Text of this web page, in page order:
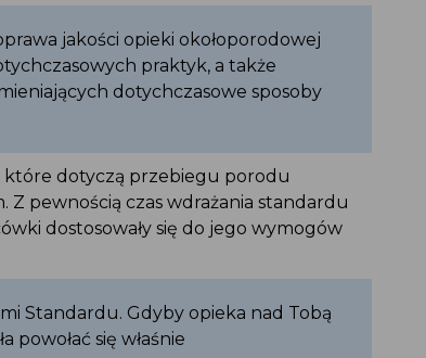
jakości opieki okołoporodowej
praktyk, a także
dotychczasowe sposoby
dotyczą przebiegu porodu
pewnością czas wdrażania standardu
dostosowały się do jego wymogów
Standardu. Gdyby opieka nad Tobą
powołać się właśnie